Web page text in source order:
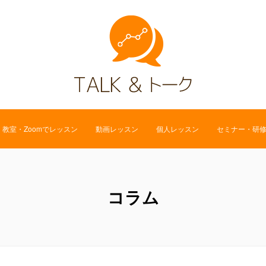
教室・Zoomでレッスン 動画レッスン 個人レッスン セミナー・研
コラム